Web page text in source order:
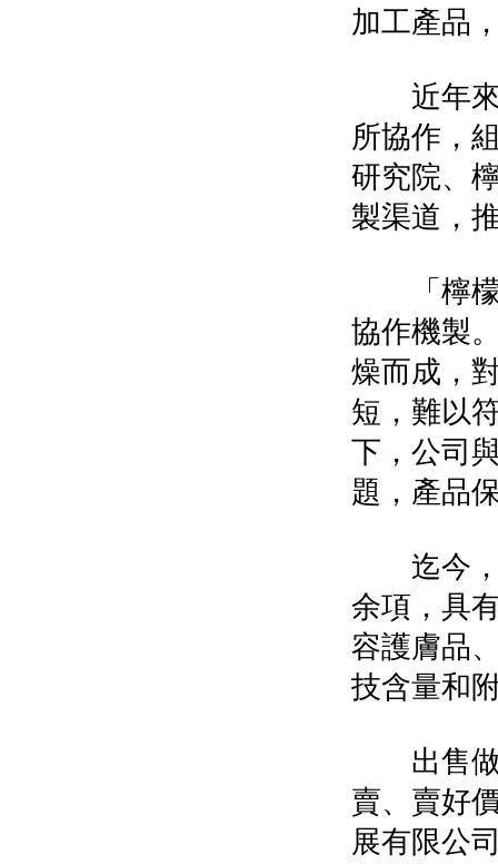
加工產品
近年來
所協作，
研究院、
製渠道，
「檸檬
協作機製
燥而成，
短，難以
下，公司
題，產品
迄今，
余項，具
容護膚品
技含量和
出售做
賣、賣好
展有限公